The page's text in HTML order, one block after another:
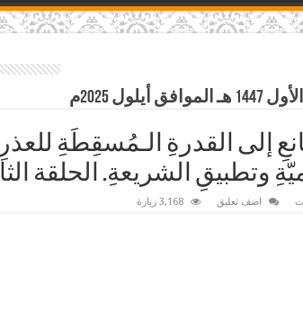
2025م
إلى القدرةِ الـمُسقِطَةِ
وتطبيقِ الشريعةِ. الحلقة
اضف تعليق 3,168 زيارة